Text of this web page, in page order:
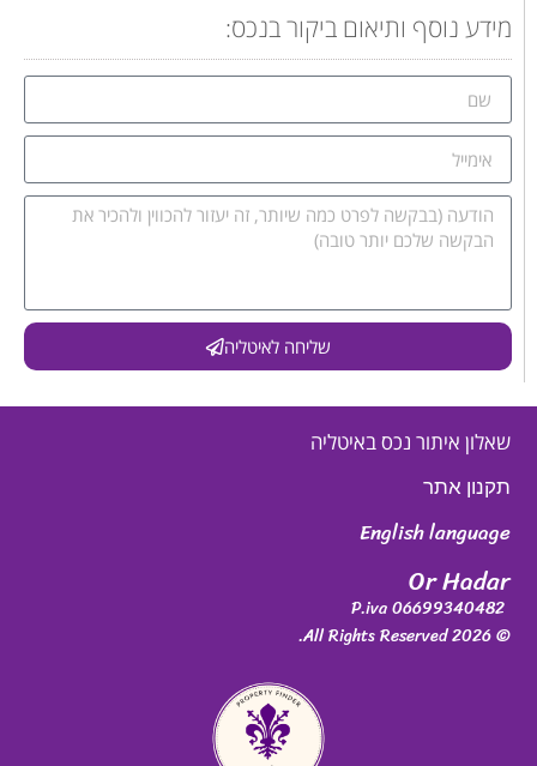
מידע נוסף ותיאום ביקור בנכס:
שליחה לאיטליה
שאלון איתור נכס באיטליה
תקנון אתר
English language
Or Hadar
P.iva 06699340482
© 2026 All Rights Reserved.